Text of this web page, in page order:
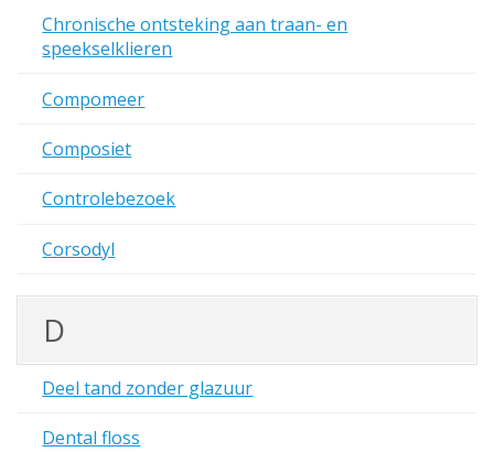
Chronische ontsteking aan traan- en
speekselklieren
Compomeer
Composiet
Controlebezoek
Corsodyl
D
Deel tand zonder glazuur
Dental floss